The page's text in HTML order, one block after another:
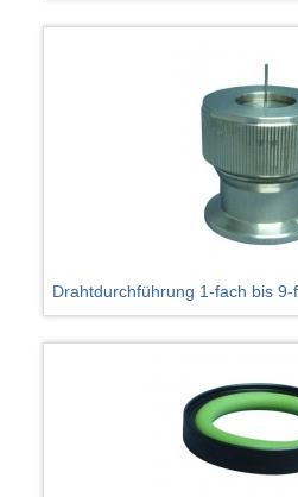
Drahtdurchführung 1-fach bis 9-